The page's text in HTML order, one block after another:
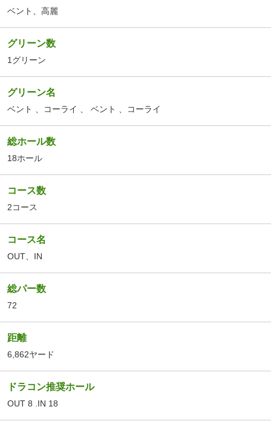
ベント、 高麗
グリーン数
1グリーン
グリーン名
ベント 、コーライ ベント 、コーライ
総ホール数
18ホール
コース数
2コース
コース名
OUT IN
総パー数
72
距離
6,862ヤード
ドラコン推奨ホール
OUT 8 .IN 18